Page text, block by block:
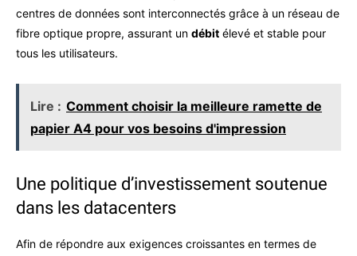
centres de données sont interconnectés grâce à un réseau de
fibre optique propre, assurant un débit élevé et stable pour
tous les utilisateurs.
Lire : Comment choisir la meilleure ramette de
papier A4 pour vos besoins d'impression
Une politique d’investissement soutenue
dans les datacenters
Afin de répondre aux exigences croissantes en termes de